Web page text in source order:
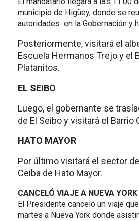
municipio de Higüey, donde se
autoridades en la Gobernación y
Posteriormente, visitará el
Escuela Hermanos Trejo y el
Platanitos.
EL SEIBO
Luego, el gobernante se
de El Seibo y visitará el Barrio
HATO MAYOR
Por último visitará el sector
Ceiba de Hato Mayor.
CANCELÓ VIAJE A NUEVA YORK
El Presidente canceló un viaje
martes a Nueva York donde